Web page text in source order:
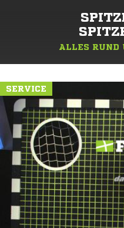
ALLES RUND
SERVICE